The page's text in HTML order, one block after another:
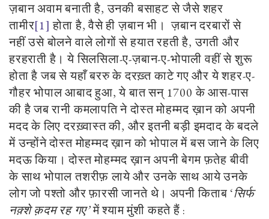
ज़बान अवाम बनाती है, उनकी बसाहट से जैसे शहर
तामीर[1] होता है, वैसे ही ज़बान भी। ज़बान दरबारों से
नहीं उसे बोलने वाले लोगों से हयात रहती है, उगती और
हरहराती है। ये सिलसिला-ए-ज़बान-ए-भोपाली वहीं से शुरू
होता है जब से यहाँ बररु केदरख़्तकाटे गए और ये शहर-ए-
गौहर भोपाल आबाद हुआ, ये बात सन् 1700 के आस-पास
की है जब रानी कमलापति ने दोस्त मोहम्मद ख़ान को अपनी
मदद के लिए दरख़्वास्त की, और इतनी बड़ी इमदाद के बदले
में उन्होंने दोस्त मोहम्मद ख़ान को भोपाल में बस जाने के लिए
मदऊ किया। दोस्त मोहम्मद ख़ान अपनी बेगम फ़तेह बीवी
के साथ भोपाल तशरीफ़ लाये और उनके साथ आये उनके
लोग जो पश्तो और फ़ारसी जानते थे। अपनी किताब ‘सिर्फ
नक़्शे क़दम रह गए’में श्याम मुंशी कहते हैं :